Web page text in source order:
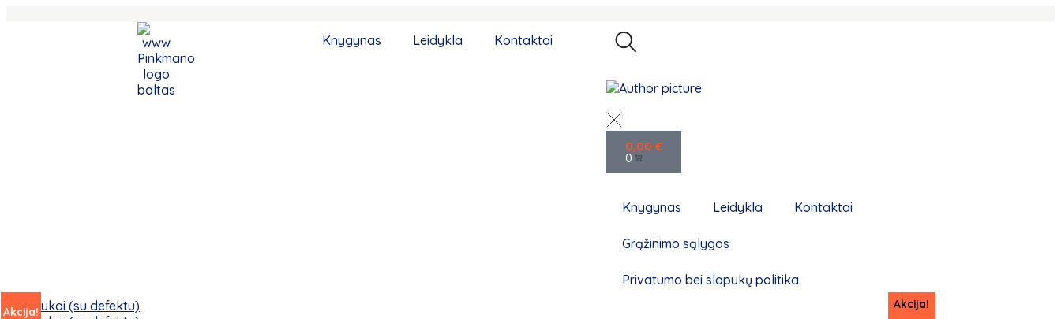
Knygynas
Leidykla Kontaktai
0,00 €
0
Knygynas Leidykla Kontaktai
Grąžinimo sąlygos
Privatumo bei slapukų politika
Akcija!
Akcija!
Akcija!